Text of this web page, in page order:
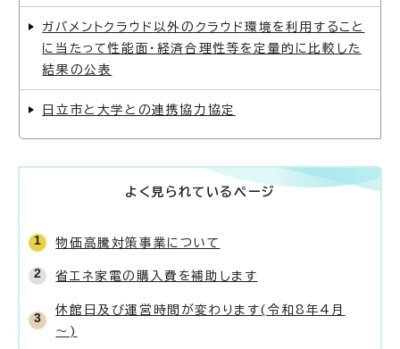
ガバメントクラウド以外のクラウド環境を利用すること
に当たって性能面・経済合理性等を定量的に比較した
結果の公表
日立市と大学との連携協力協定
よく見られているページ
物価高騰対策事業について
省エネ家電の購入費を補助します
休館日及び運営時間が変わります(令和8年4月
～)